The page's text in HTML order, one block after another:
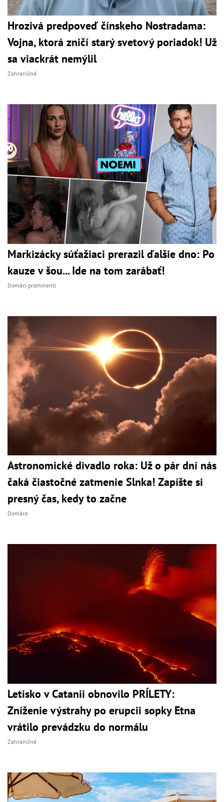
Hrozivá predpoveď čínskeho Nostradama:
Vojna, ktorá zničí starý svetový poriadok! Už
sa viackrát nemýlil
Zahraničné
Markizácky súťažiaci prerazil ďalšie dno: Po
kauze v šou... Ide na tom zarábať!
Domáci prominenti
Astronomické divadlo roka: Už o pár dní nás
čaká čiastočné zatmenie Slnka! Zapíšte si
presný čas, kedy to začne
Domáce
Letisko v Catanii obnovilo PRÍLETY:
Zníženie výstrahy po erupcii sopky Etna
vrátilo prevádzku do normálu
Zahraničné